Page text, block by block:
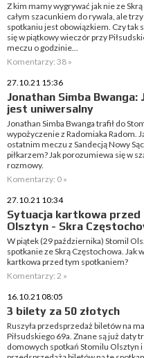
Z kim mamy wygrywać jak nie ze
całym szacunkiem do rywala, ale
spotkaniu jest obowiązkiem. Czy tak
się w piątkowy wieczór przy
meczu o godzinie...
Komentarzy: 38 »
27.10.21 15:36
Jonathan Simba Bwanga:
jest uniwersalny
Jonathan Simba Bwanga trafił do
wypożyczenie z Radomiaka Radom.
ostatnim meczu z Sandecją Nowy
piłkarzem? Jak porozumiewa się w
rozmowy.
Komentarzy: 0 »
27.10.21 10:34
Sytuacja kartkowa przed
Olsztyn - Skra
W piątek (29 października) Stomil
spotkanie ze Skrą Częstochowa. Jak
kartkowa przed tym spotkaniem?
Komentarzy: 2 »
16.10.21 08:05
3 bilety za 50 złotych
Ruszyła przedsprzedaż biletów na
Piłsudskiego 69a. Znane są już daty
domowych spotkań Stomilu Olsztyn i